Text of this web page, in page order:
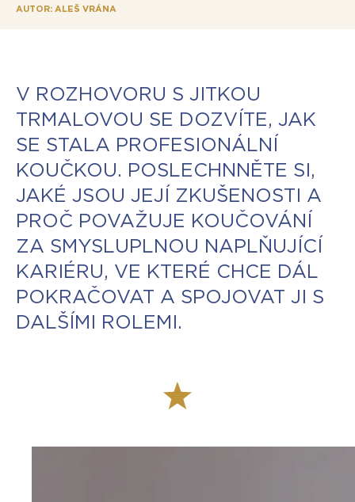
AUTOR: ALEŠ VRÁNA
V ROZHOVORU S JITKOU
TRMALOVOU SE DOZVÍTE, JAK
SE STALA PROFESIONÁLNÍ
KOUČKOU. POSLECHNNĚTE SI,
JAKÉ JSOU JEJÍ ZKUŠENOSTI A
PROČ POVAŽUJE KOUČOVÁNÍ
ZA SMYSLUPLNOU NAPLŇUJÍCÍ
KARIÉRU, VE KTERÉ CHCE DÁL
POKRAČOVAT A SPOJOVAT JI S
DALŠÍMI ROLEMI.